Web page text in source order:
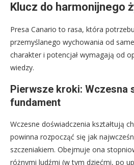
Klucz do harmonijnego
Presa Canario to rasa, która
przemyślanego wychowania od
charakter i potencjał wymagają od
wiedzy.
Pierwsze kroki: Wczesna
fundament
Wczesne doświadczenia kształtują
powinna rozpocząć się jak
szczeniakiem. Obejmuje ona
różnymi ludźmi (w tym dziećmi, po